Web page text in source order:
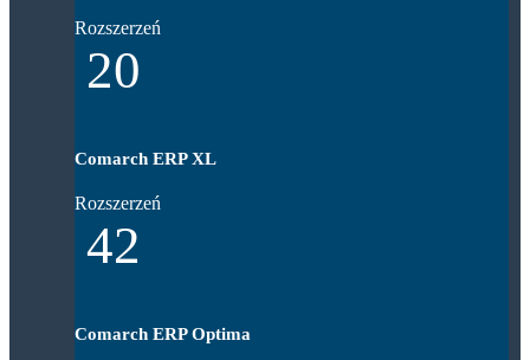
Rozszerzeń
20
Comarch ERP XL
Rozszerzeń
42
Comarch ERP Optima